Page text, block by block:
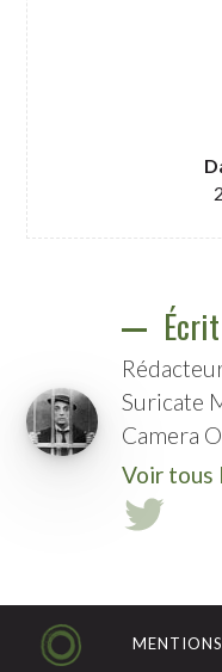
Suricate
Camera
Voir tous